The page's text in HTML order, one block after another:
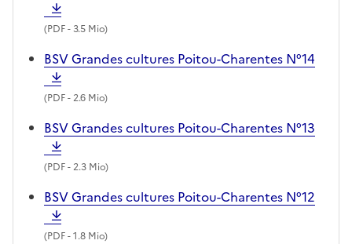
(PDF- 3.5 Mio)
BSV Grandes cultures Poitou-Charentes N°14
(PDF- 2.6 Mio)
BSV Grandes cultures Poitou-Charentes N°13
(PDF- 2.3 Mio)
BSV Grandes cultures Poitou-Charentes N°12
(PDF- 1.8 Mio)